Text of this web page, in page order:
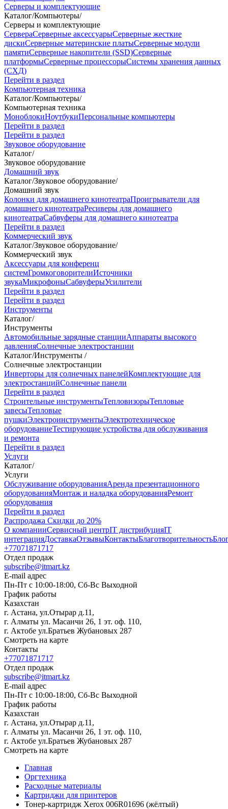
Серверы и комплектующие
Каталог/Компьютеры/
Серверы и комплектующие
СервераСерверные аксессуарыСерверные жесткие
дискиСерверные материнские платыСерверные модули
памятиСерверные накопители (SSD)Серверные
платформыСерверные процессорыСистемы хранения данных
(СХД)
Перейти в раздел
Компьютерная техника
Каталог/Компьютеры/
Компьютерная техника
МоноблокиНоутбукиПерсональные компьютеры
Перейти в раздел
Перейти в раздел
Звуковое оборудование
Каталог/
Звуковое оборудование
Домашний звук
Каталог/Звуковое оборудование/
Домашний звук
Колонки для домашнего кинотеатраПроигрыватели для
домашнего кинотеатраРесиверы для домашнего
кинотеатраСабвуферы для домашнего кинотеатра
Перейти в раздел
Коммерческий звук
Каталог/Звуковое оборудование/
Коммерческий звук
Аксессуары для конференц
системГромкоговорителиИсточники
звукаМикрофоныСабвуферыУсилители
Перейти в раздел
Перейти в раздел
Инструменты
Каталог/
Инструменты
Автомобильные зарядные станцииАппараты высокого
давленияСолнечные электростанции
Каталог/Инструменты /
Солнечные электростанции
Инверторы для солнечных панелейКомплектующие для
электростанцийСолнечные панели
Перейти в раздел
Строительные инструментыТепловизорыТепловые
завесыТепловые
пушкиЭлектроинструментыЭлектротехническое
оборудованиеТестирующие устройства для обслуживания
и ремонта
Перейти в раздел
Услуги
Каталог/
Услуги
Oбслуживание оборудованияАренда презентационного
оборудованияМонтаж и наладка оборудованияРемонт
оборудования
Перейти в раздел
Распродажа Скидки до 20%
О компанииСервисный центрIT дистрибуцияIT
интеграцияДоставкаОтзывыКонтактыБлаготворительность
+77071871717
Отдел продаж
subscribe@itmart.kz
E-mail адрес
Пн-Пт с 10:00-18:00, Сб-Вс Выходной
График работы
Казахстан
г. Астана, ул.Отырар д.11,
г. Алматы ул. Масанчи 26, 1 эт. оф. 110,
г. Актобе ул.Братьев Жубановых 287
Смотреть на карте
Контакты
+77071871717
Отдел продаж
subscribe@itmart.kz
E-mail адрес
Пн-Пт с 10:00-18:00, Сб-Вс Выходной
График работы
Казахстан
г. Астана, ул.Отырар д.11,
г. Алматы ул. Масанчи 26, 1 эт. оф. 110,
г. Актобе ул.Братьев Жубановых 287
Смотреть на карте
Главная
Оргтехника
Расходные материалы
Картриджи для принтеров
Тонер-картридж Xerox 006R01696 (жёлтый)